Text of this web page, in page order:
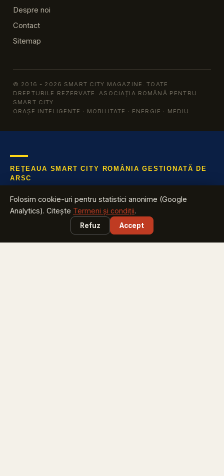
Despre noi
Contact
Sitemap
© 2016 - 2026 SMART CITY MAGAZINE. TOATE
DREPTURILE REZERVATE. ASOCIAȚIA ROMÂNĂ PENTRU
SMART CITY
ORAȘE INTELIGENTE · MOBILITATE · ENERGIE · MEDIU
Folosim cookie-uri pentru statistici anonime (Google
Analytics). Citește Termeni și condiții.
Refuz Accept
REȚEAUA SMART CITY ROMÂNIA GESTIONATĂ DE
ARSC
creștere din România
Harta Smart City România